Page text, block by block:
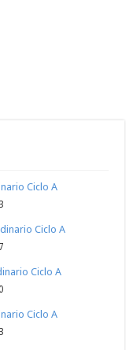
Ciclo A
Ciclo A
Ciclo A
Ciclo A